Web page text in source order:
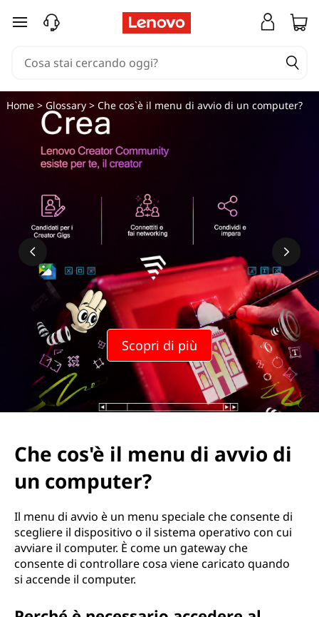
passa a contenuto principale
Scopri di più
Home> Glossary> Che cos`è il menu di avvio di un computer?
Che cos'è il menu di avvio di
un computer?
Il menu di avvio è un menu speciale che consente di
scegliere il dispositivo o il sistema operativo con cui
avviare il computer. È come un gateway che
consente di controllare cosa viene caricato quando
si accende il computer.